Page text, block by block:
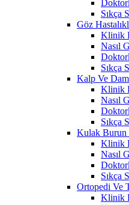
Sıkça
Göz
Klinik
Nasıl
Sıkça
Kalp Ve
Klinik
Nasıl
Sıkça
Kulak Burun
Klinik
Nasıl
Sıkça
Ortopedi Ve
Klinik